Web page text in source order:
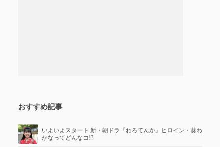
おすすめ記事
いよいよスタート 新・朝ドラ『わろてんか』ヒロイン・葵わ
かなってどんなコ!?